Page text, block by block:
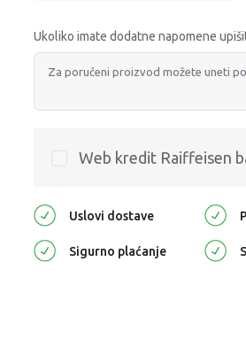
Ukoliko imate dodatne napomene
Web kredit Raiffeisen
Uslovi dostave
Sigurno plaćanje